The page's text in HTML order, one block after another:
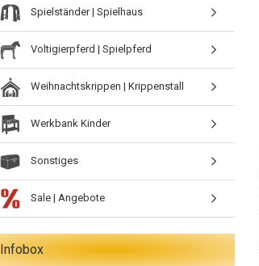
Spielständer | Spielhaus
Voltigierpferd | Spielpferd
Weihnachtskrippen | Krippenstall
Werkbank Kinder
Sonstiges
Sale | Angebote
Infobox